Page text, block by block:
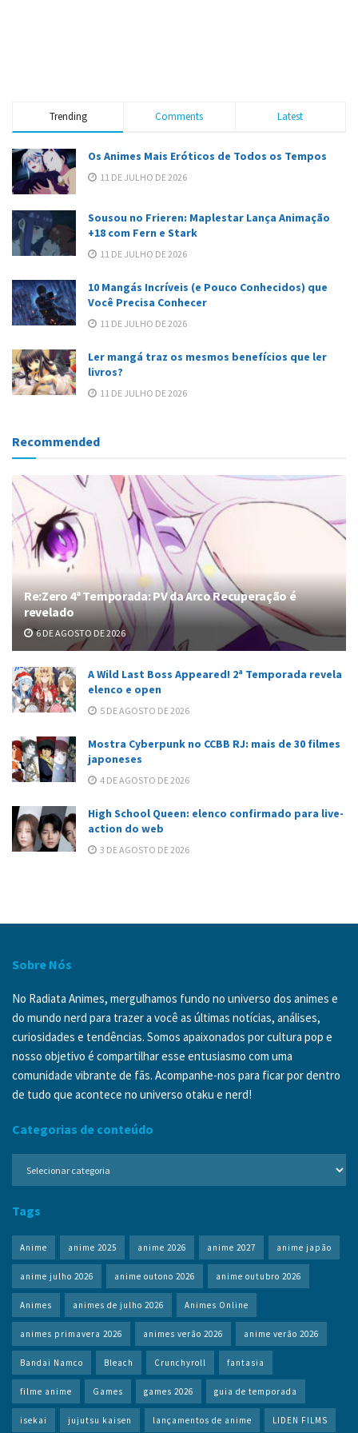
Trending Comments Latest
Os Animes Mais Eróticos de Todos os Tempos
11 DE JULHO DE 2026
Sousou no Frieren: Maplestar Lança Animação
+18 com Fern e Stark
11 DE JULHO DE 2026
10 Mangás Incríveis (e Pouco Conhecidos) que
Você Precisa Conhecer
11 DE JULHO DE 2026
Ler mangá traz os mesmos benefícios que ler
livros?
11 DE JULHO DE 2026
Recommended
Re:Zero 4ª Temporada: PV da Arco Recuperação é
revelado
6 DE AGOSTO DE 2026
A Wild Last Boss Appeared! 2ª Temporada revela
elenco e open
5 DE AGOSTO DE 2026
Mostra Cyberpunk no CCBB RJ: mais de 30 filmes
japoneses
4 DE AGOSTO DE 2026
High School Queen: elenco confirmado para live-
action do web
3 DE AGOSTO DE 2026
Sobre Nós
No Radiata Animes, mergulhamos fundo no universo dos animes e
do mundo nerd para trazer a você as últimas notícias, análises,
curiosidades e tendências. Somos apaixonados por cultura pop e
nosso objetivo é compartilhar esse entusiasmo com uma
comunidade vibrante de fãs. Acompanhe-nos para ficar por dentro
de tudo que acontece no universo otaku e nerd!
Categorias de conteúdo
Tags
Anime anime 2025 anime 2026 anime 2027 anime japão
anime julho 2026 anime outono 2026 anime outubro 2026
Animes animes de julho 2026 Animes Online
animes primavera 2026 animes verão 2026 anime verão 2026
Bandai Namco Bleach Crunchyroll fantasia
filme anime Games games 2026 guia de temporada
isekai jujutsu kaisen lançamentos de anime LIDEN FILMS